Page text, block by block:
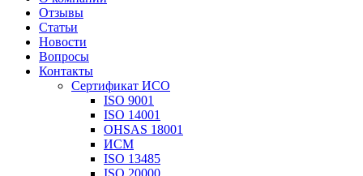
Отзывы
Статьи
Новости
Вопросы
Контакты
Сертификат ИСО
ISO 9001
ISO 14001
OHSAS 18001
ИСМ
ISO 13485
ISO 20000